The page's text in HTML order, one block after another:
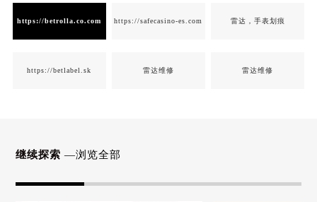
https://betrolla.co.com https://safecasino-es.com 雷达，手表划痕
https://betlabel.sk 雷达维修 雷达维修
继续探索 —浏览全部